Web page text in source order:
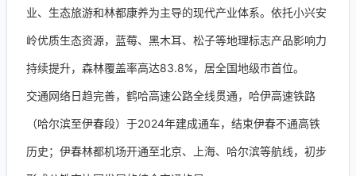
业、生态旅游和林都康养为主导的现代产业体系。依托小兴安
岭优质生态资源，蓝莓、黑木耳、松子等地理标志产品影响力
持续提升，森林覆盖率高达83.8%，居全国地级市首位。
交通网络日趋完善，鹤哈高速公路全线贯通，哈伊高速铁路
（哈尔滨至伊春段）于2024年建成通车，结束伊春不通高铁
历史；伊春林都机场开通至北京、上海、哈尔滨等航线，初步